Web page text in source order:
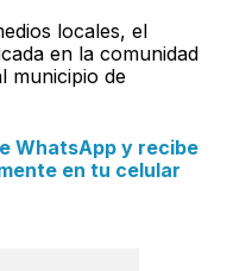
locales, el
en la comunidad
municipio de
WhatsApp y recibe
en tu celular